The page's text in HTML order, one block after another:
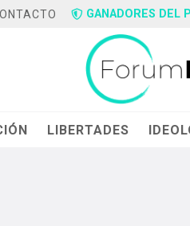
GANADORES DEL
LIBERTADES